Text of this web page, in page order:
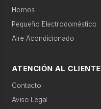
a
s
Pequeño
›
lavavajillas integrable
aire acondicionado
Categorías relacionadas
Hornos
Pequeño Electrodoméstico
Aire Acondicionado
ATENCIÓN AL CLIENTE
Contacto
Aviso Legal